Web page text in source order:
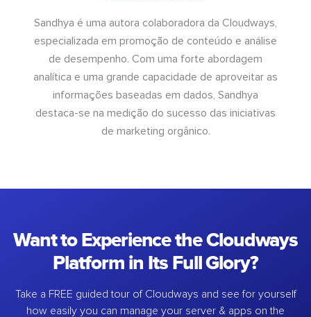
Sandhya é uma autora colaboradora da Cloudways,
especializada em promoção de conteúdo e análise
de desempenho. Com uma forte abordagem
analítica e uma grande capacidade de aproveitar as
informações baseadas em dados, Sandhya
destaca-se na medição do sucesso das iniciativas
de marketing orgânico.
Want to Experience the Cloudways
Platform in Its Full Glory?
Take a FREE guided tour of Cloudways and see for yourself
how easily you can manage your server & apps on the